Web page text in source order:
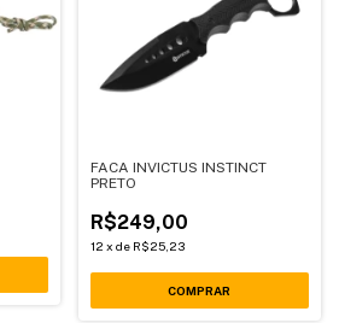
FACA INVICTUS INSTINCT
PRETO
R$249,00
12 x de R$25,23